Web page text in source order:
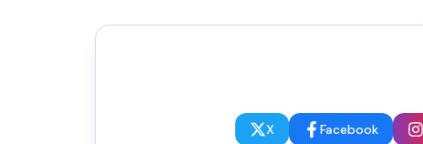
X Facebook